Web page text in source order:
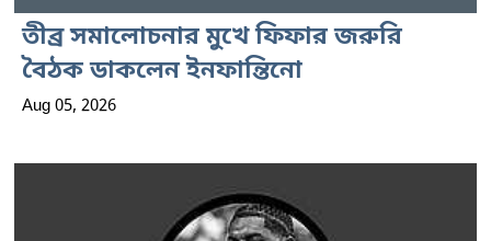
তীব্র সমালোচনার মুখে ফিফার জরুরি
বৈঠক ডাকলেন ইনফান্তিনো
Aug 05, 2026